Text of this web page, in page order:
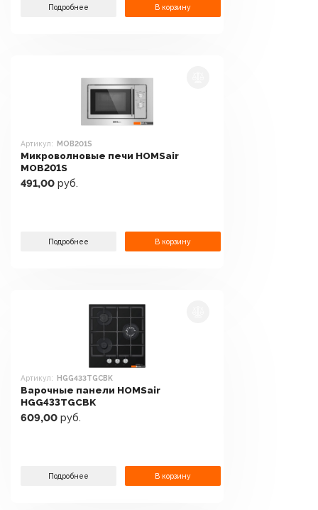
Подробнее В корзину
Артикул: MOB201S
Микроволновые печи HOMSair
MOB201S
491,00 руб.
Подробнее В корзину
Артикул: HGG433TGCBK
Варочные панели HOMSair
HGG433TGCBK
609,00 руб.
Подробнее В корзину